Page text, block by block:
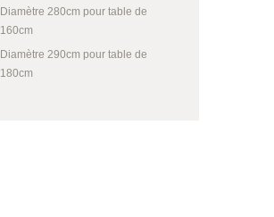
Diamètre 280cm pour table de
160cm
Diamètre 290cm pour table de
180cm